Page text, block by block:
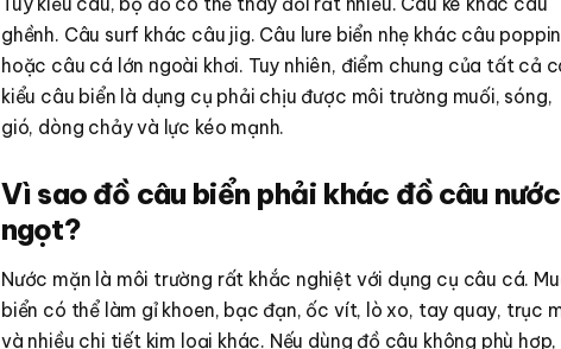
ghềnh. Câu surf khác câu jig. Câu lure biển nhẹ khác câu
hoặc câu cá lớn ngoài khơi. Tuy nhiên, điểm chung của tất cả
kiểu câu biển là dụng cụ phải chịu được môi trường muối, sóng,
gió, dòng chảy và lực kéo mạnh.
Vì sao đồ câu biển phải khác đồ câu nước
ngọt?
Nước mặn là môi trường rất khắc nghiệt với dụng cụ câu cá.
biển có thể làm gỉ khoen, bạc đạn, ốc vít, lò xo, tay quay, trục
và nhiều chi tiết kim loại khác. Nếu dùng đồ câu không phù